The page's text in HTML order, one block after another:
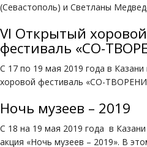
(Севастополь) и Светланы
VI Открытый хоровой
фестиваль «СО-
С 17 по 19 мая 2019 года в
хоровой фестиваль «СО-
Ночь музеев – 2019
С 18 на 19 мая 2019 года в
акция «Ночь музеев – 2019». В